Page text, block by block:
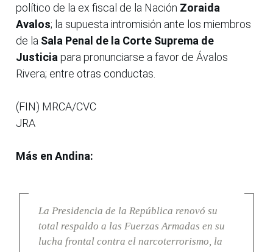
político de la ex fiscal de la Nación Zoraida
Avalos; la supuesta intromisión ante los miembros
de la Sala Penal de la Corte Suprema de
Justicia para pronunciarse a favor de Ávalos
Rivera; entre otras conductas.
(FIN) MRCA/CVC
JRA
Más en Andina:
La Presidencia de la República renovó su
total respaldo a las Fuerzas Armadas en su
lucha frontal contra el narcoterrorismo, la